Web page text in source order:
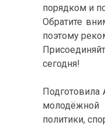
порядком и
Обратите
поэтому
сегодня!
Подготовила
молодёжной
политики,